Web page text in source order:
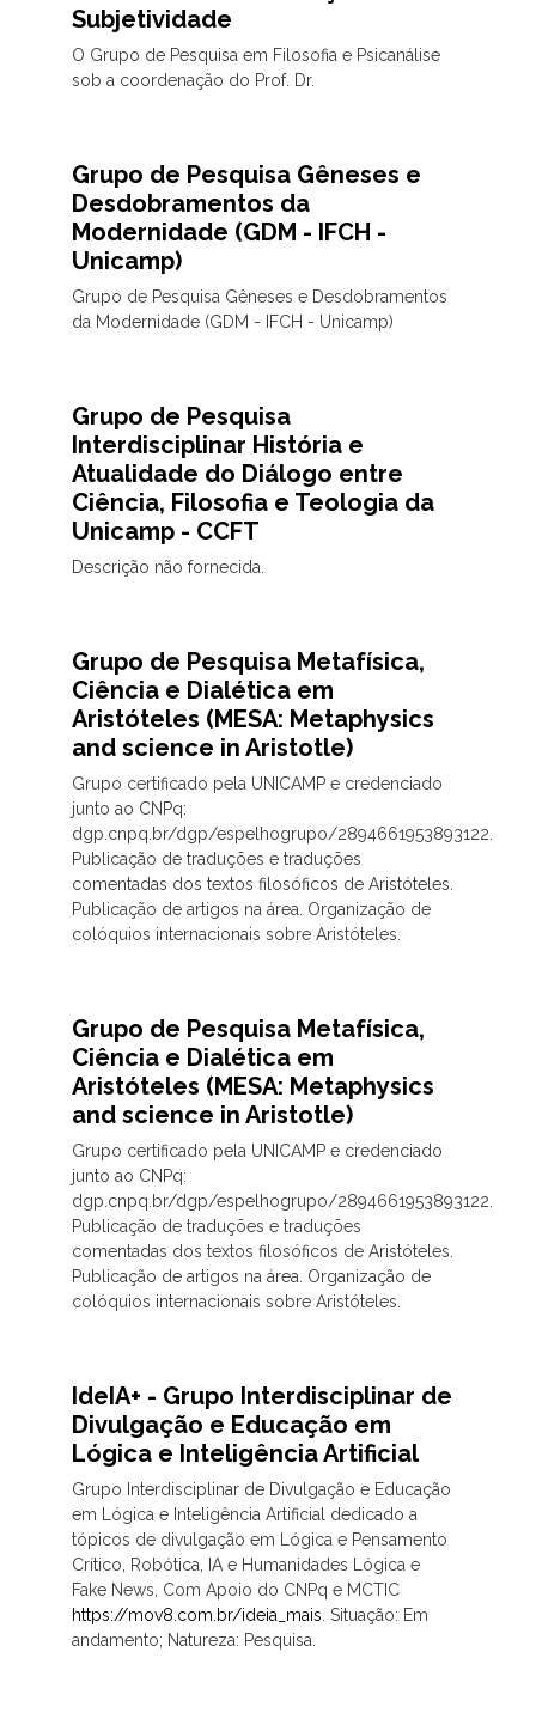
Subjetividade
O Grupo de Pesquisa em Filosofia e Psicanálise
sob a coordenação do Prof. Dr.
Grupo de Pesquisa Gêneses e
Desdobramentos da
Modernidade (GDM - IFCH -
Unicamp)
Grupo de Pesquisa Gêneses e Desdobramentos
da Modernidade (GDM - IFCH - Unicamp)
Grupo de Pesquisa
Interdisciplinar História e
Atualidade do Diálogo entre
Ciência, Filosofia e Teologia da
Unicamp - CCFT
Descrição não fornecida.
Grupo de Pesquisa Metafísica,
Ciência e Dialética em
Aristóteles (MESA: Metaphysics
and science in Aristotle)
Grupo certificado pela UNICAMP e credenciado
junto ao CNPq:
dgp.cnpq.br/dgp/espelhogrupo/2894661953893122.
Publicação de traduções e traduções
comentadas dos textos filosóficos de Aristóteles.
Publicação de artigos na área. Organização de
colóquios internacionais sobre Aristóteles.
Grupo de Pesquisa Metafísica,
Ciência e Dialética em
Aristóteles (MESA: Metaphysics
and science in Aristotle)
Grupo certificado pela UNICAMP e credenciado
junto ao CNPq:
dgp.cnpq.br/dgp/espelhogrupo/2894661953893122.
Publicação de traduções e traduções
comentadas dos textos filosóficos de Aristóteles.
Publicação de artigos na área. Organização de
colóquios internacionais sobre Aristóteles.
IdeIA+ - Grupo Interdisciplinar de
Divulgação e Educação em
Lógica e Inteligência Artificial
Grupo Interdisciplinar de Divulgação e Educação
em Lógica e Inteligência Artificial dedicado a
tópicos de divulgação em Lógica e Pensamento
Crítico, Robótica, IA e Humanidades Lógica e
Fake News, Com Apoio do CNPq e MCTIC
https://mov8.com.br/ideia_mais. Situação: Em
andamento; Natureza: Pesquisa.